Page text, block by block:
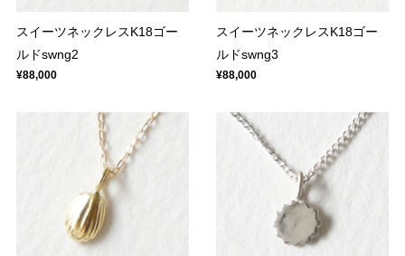
スイーツネックレスK18ゴー
ルドswng2
¥88,000
スイーツネックレスK18ゴー
ルドswng3
¥88,000